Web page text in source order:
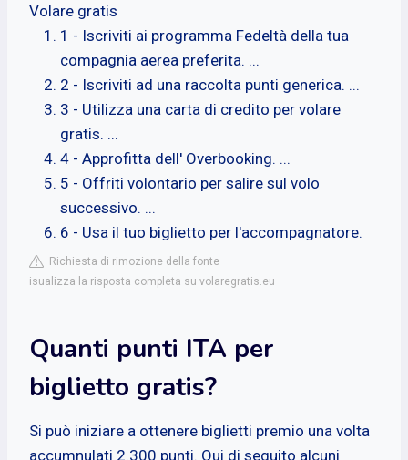
Volare gratis
1 - Iscriviti ai programma Fedeltà della tua
compagnia aerea preferita. ...
2 - Iscriviti ad una raccolta punti generica. ...
3 - Utilizza una carta di credito per volare
gratis. ...
4 - Approfitta dell' Overbooking. ...
5 - Offriti volontario per salire sul volo
successivo. ...
6 - Usa il tuo biglietto per l'accompagnatore.
Richiesta di rimozione della fonte
isualizza la risposta completa su volaregratis.eu
Quanti punti ITA per
biglietto gratis?
Si può iniziare a ottenere biglietti premio una volta
accumnulati 2.300 punti. Qui di seguito alcuni